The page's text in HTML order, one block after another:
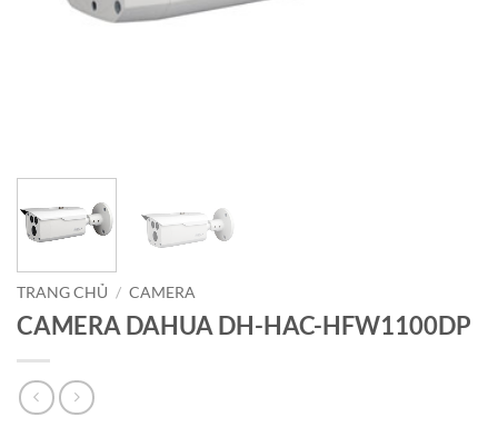
TRANG CHỦ / CAMERA
CAMERA DAHUA DH-HAC-HFW1100DP